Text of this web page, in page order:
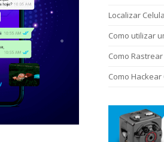
Localizar
Como utilizar
Como
Como